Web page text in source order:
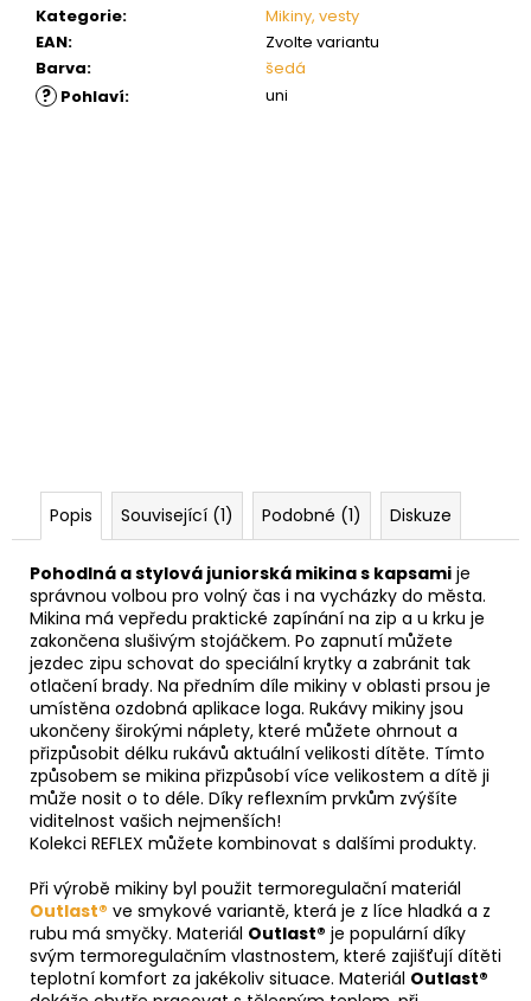
Kategorie:
Mikiny, vesty
EAN:
Zvolte variantu
Barva: šedá
? Pohlaví: uni
Popis Související (1) Podobné (1) Diskuze
Pohodlná a stylová juniorská mikina s kapsami je
správnou volbou pro volný čas i na vycházky do města.
Mikina má vepředu praktické zapínání na zip a u krku je
zakončena slušivým stojáčkem. Po zapnutí můžete
jezdec zipu schovat do speciální krytky a zabránit tak
otlačení brady. Na předním díle mikiny v oblasti prsou je
umístěna ozdobná aplikace loga. Rukávy mikiny jsou
ukončeny širokými náplety, které můžete ohrnout a
přizpůsobit délku rukávů aktuální velikosti dítěte. Tímto
způsobem se mikina přizpůsobí více velikostem a dítě ji
může nosit o to déle. Díky reflexním prvkům zvýšíte
viditelnost vašich nejmenších!
Kolekci REFLEX můžete kombinovat s dalšími produkty.
Při výrobě mikiny byl použit termoregulační materiál
Outlast® ve smykové variantě, která je z líce hladká a z
rubu má smyčky. Materiál Outlast® je populární díky
svým termoregulačním vlastnostem, které zajišťují dítěti
teplotní komfort za jakékoliv situace. Materiál Outlast®